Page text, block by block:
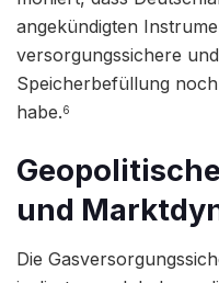
angekündigten
versorgungssichere
Speicherbefüllung
habe.6
und
Die